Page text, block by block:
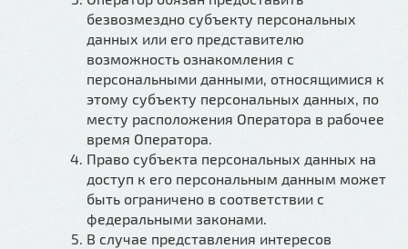
безвозмездно субъекту персональных
данных или его представителю
возможность ознакомления с
персональными данными, относящимися к
этому субъекту персональных данных, по
месту расположения Оператора в рабочее
время Оператора.
Право субъекта персональных данных на
доступ к его персональным данным может
быть ограничено в соответствии с
федеральными законами.
В случае представления интересов